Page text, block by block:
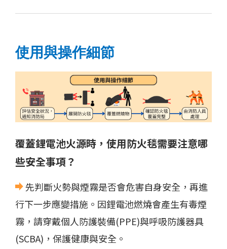
使用與操作細節
覆蓋鋰電池火源時，使用防火毯需要注意哪
些安全事項？
先判斷火勢與煙霧是否會危害自身安全，再進
行下一步應變措施。因鋰電池燃燒會產生有毒煙
霧，請穿戴個人防護裝備(PPE)與呼吸防護器具
(SCBA)，保護健康與安全。